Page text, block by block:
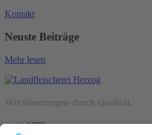
Kontakt
Neuste Beiträge
Mehr lesen
– seit 1898 –